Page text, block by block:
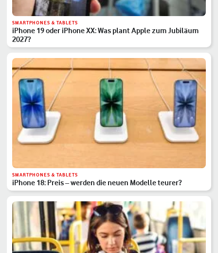
SMARTPHONES & TABLETS
iPhone 19 oder iPhone XX: Was plant Apple zum Jubiläum
2027?
SMARTPHONES & TABLETS
iPhone 18: Preis – werden die neuen Modelle teurer?